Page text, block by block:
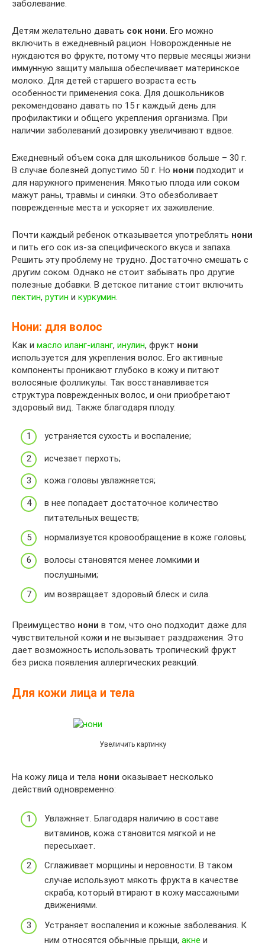
заболевание.
Детям желательно давать сок нони. Его можно
включить в ежедневный рацион. Новорожденные не
нуждаются во фрукте, потому что первые месяцы жизни
иммунную защиту малыша обеспечивает материнское
молоко. Для детей старшего возраста есть
особенности применения сока. Для дошкольников
рекомендовано давать по 15 г каждый день для
профилактики и общего укрепления организма. При
наличии заболеваний дозировку увеличивают вдвое.
Ежедневный объем сока для школьников больше – 30 г.
В случае болезней допустимо 50 г. Но нони подходит и
для наружного применения. Мякотью плода или соком
мажут раны, травмы и синяки. Это обезболивает
поврежденные места и ускоряет их заживление.
Почти каждый ребенок отказывается употреблять нони
и пить его сок из-за специфического вкуса и запаха.
Решить эту проблему не трудно. Достаточно смешать с
другим соком. Однако не стоит забывать про другие
полезные добавки. В детское питание стоит включить
пектин, рутин и куркумин.
Нони: для волос
Как и масло иланг-иланг, инулин, фрукт нони
используется для укрепления волос. Его активные
компоненты проникают глубоко в кожу и питают
волосяные фолликулы. Так восстанавливается
структура поврежденных волос, и они приобретают
здоровый вид. Также благодаря плоду:
устраняется сухость и воспаление;
исчезает перхоть;
кожа головы увлажняется;
в нее попадает достаточное количество
питательных веществ;
нормализуется кровообращение в коже головы;
волосы становятся менее ломкими и
послушными;
им возвращает здоровый блеск и сила.
Преимущество нони в том, что оно подходит даже для
чувствительной кожи и не вызывает раздражения. Это
дает возможность использовать тропический фрукт
без риска появления аллергических реакций.
Для кожи лица и тела
Увеличить картинку
На кожу лица и тела нони оказывает несколько
действий одновременно:
Увлажняет. Благодаря наличию в составе
витаминов, кожа становится мягкой и не
пересыхает.
Сглаживает морщины и неровности. В таком
случае используют мякоть фрукта в качестве
скраба, который втирают в кожу массажными
движениями.
Устраняет воспаления и кожные заболевания. К
ним относятся обычные прыщи, акне и